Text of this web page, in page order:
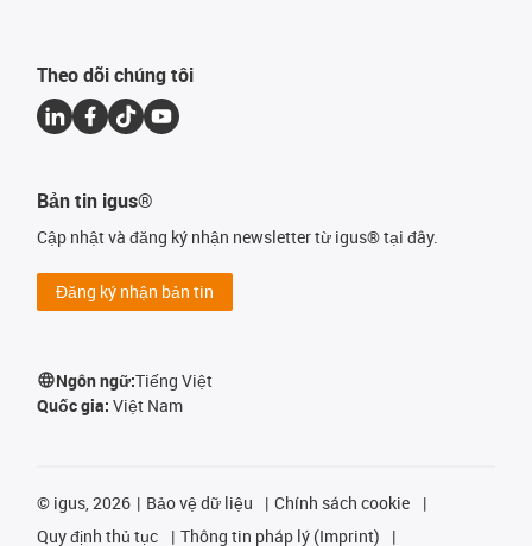
Theo dõi chúng tôi
Bản tin igus®
Cập nhật và đăng ký nhận newsletter từ igus® tại đây.
Đăng ký nhận bản tin
Ngôn ngữ:Tiếng Việt
Quốc gia: Việt Nam
© igus, 2026 Bảo vệ dữ liệu
Chính sách cookie
Quy định thủ tục
Thông tin pháp lý (Imprint)